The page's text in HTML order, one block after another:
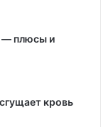
плюсы и
кровь